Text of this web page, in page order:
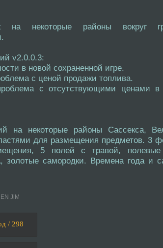
на некоторые районы вокруг
v2.0.0.3:
в новой сохраненной игре.
с ценой продажи топлива.
с отсутствующими ценами в
на некоторые районы Сассекса,
для размещения предметов. 3
5 полей с травой,
золотые самородки. Времена года и
JiM
/ 298